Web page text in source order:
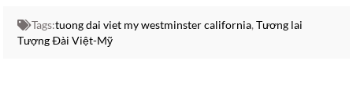
Tags:tuong dai viet my westminster california, Tương lai
Tượng Ðài Việt-Mỹ